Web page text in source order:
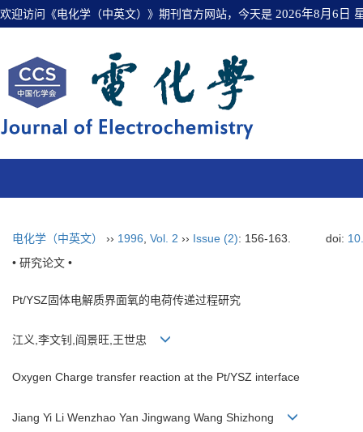
欢迎访问《电化学（中英文）》期刊官方网站，今天是 2026年8月6日
电化学（中英文） ›› 1996 Vol. 2 ›› Issue (2): 156-163. doi:
• 研究论文 •
Pt/YSZ固体电解质界面氧的电荷传递过程研究
江义,李文钊,阎景旺,王世忠
Oxygen Charge transfer reaction at the Pt/YSZ interface
Jiang Yi Li Wenzhao Yan Jingwang Wang Shizhong